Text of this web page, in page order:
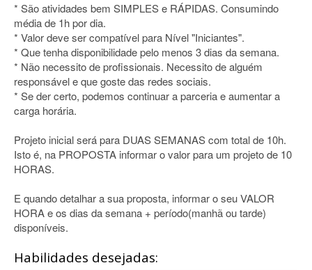
* São atividades bem SIMPLES e RÁPIDAS. Consumindo
média de 1h por dia.
* Valor deve ser compatível para Nível "Iniciantes".
* Que tenha disponibilidade pelo menos 3 dias da semana.
* Não necessito de profissionais. Necessito de alguém
responsável e que goste das redes sociais.
* Se der certo, podemos continuar a parceria e aumentar a
carga horária.
Projeto inicial será para DUAS SEMANAS com total de 10h.
Isto é, na PROPOSTA informar o valor para um projeto de 10
HORAS.
E quando detalhar a sua proposta, informar o seu VALOR
HORA e os dias da semana + período(manhã ou tarde)
disponíveis.
Habilidades desejadas: